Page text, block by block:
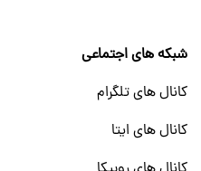
شبکه های اجتماعی
کانال های تلگرام
کانال های ایتا